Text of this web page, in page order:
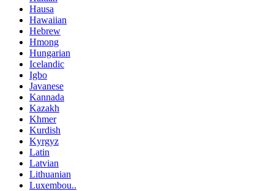
Hausa
Hawaiian
Hebrew
Hmong
Hungarian
Icelandic
Igbo
Javanese
Kannada
Kazakh
Khmer
Kurdish
Kyrgyz
Latin
Latvian
Lithuanian
Luxembou..